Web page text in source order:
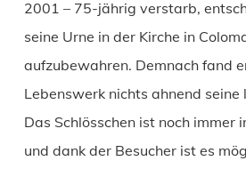
2001 – 75-jährig verstarb,
seine Urne in der Kirche in
aufzubewahren. Demnach fand
Lebenswerk nichts ahnend
Das Schlösschen ist noch immer
und dank der Besucher ist es